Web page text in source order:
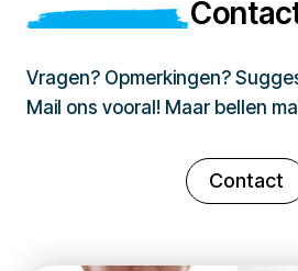
Vragen? Opmerkingen?
Mail ons vooral! Maar bellen
Contact